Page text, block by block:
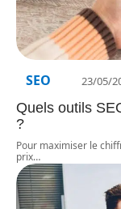
SEO 23/05/
Quels outils
?
Pour maximiser le
prix…